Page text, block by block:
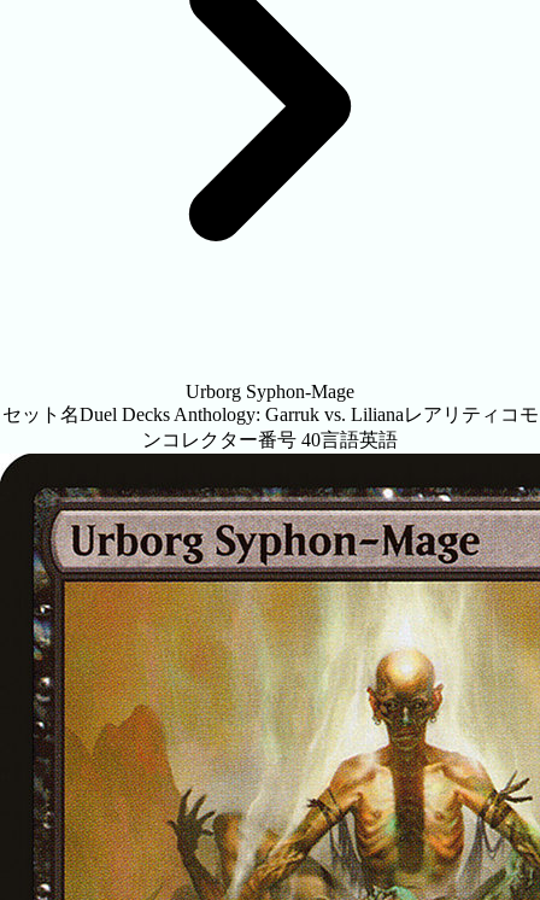
Urborg Syphon-Mage
セット名Duel Decks Anthology: Garruk vs. Lilianaレアリティ コモ
ンコレクター番号 40言語英語